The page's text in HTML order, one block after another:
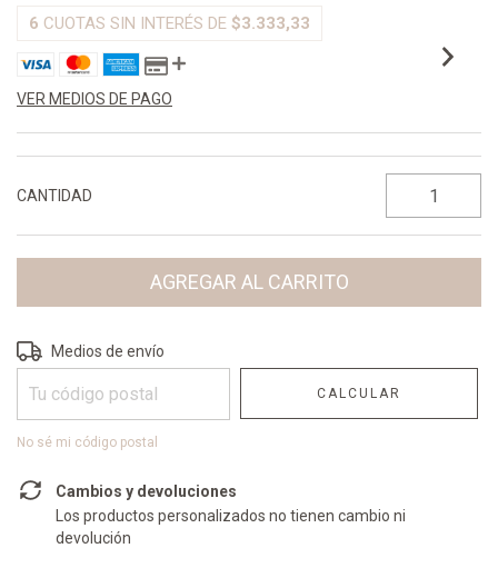
6 CUOTAS SIN INTERÉS DE $3.333,33
VER MEDIOS DE PAGO
CANTIDAD
Entregas para el CP:
Medios de envío
CALCULAR
No sé mi código postal
Cambios y devoluciones
Los productos personalizados no tienen cambio ni
devolución